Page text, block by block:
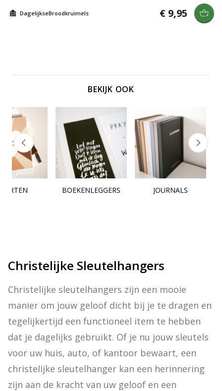
DagelijkseBroodkruimels € 9,95
BEKIJK OOK
BOEKENLEGGERS JOURNALS
Christelijke Sleutelhangers
Christelijke sleutelhangers zijn een mooie
manier om jouw geloof dicht bij je te dragen en
tegelijkertijd een functioneel item te hebben
dat je dagelijks gebruikt. Of je nu jouw sleutels
voor uw huis, auto, of kantoor bewaart, een
christelijke sleutelhanger kan een herinnering
zijn aan de kracht van uw geloof en een